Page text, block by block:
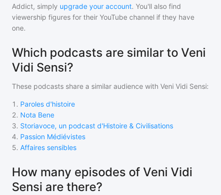
Addict, simply upgrade your account. You'll also find
viewership figures for their YouTube channel if they have
one.
Which podcasts are similar to Veni
Vidi Sensi?
These podcasts share a similar audience with Veni Vidi Sensi:
1 . Paroles d'histoire
2. Nota Bene
3. Storiavoce, un podcast d'Histoire & Civilisations
4. Passion Médiévistes
5. Affaires sensibles
How many episodes of Veni Vidi
Sensi are there?